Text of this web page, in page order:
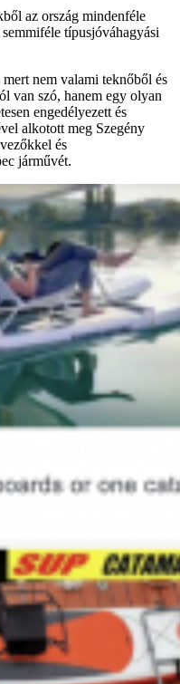
az ország mindenféle
típusjóváhagyási
nem valami teknőből és
van szó, hanem egy olyan
engedélyezett és
alkotott meg Szegény
és
járművét.